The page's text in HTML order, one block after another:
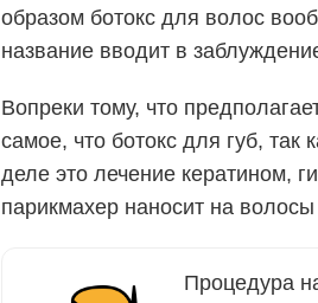
образом ботокс для волос
название вводит в
Вопреки тому, что
самое, что ботокс для губ, так
деле это лечение кератином,
парикмахер наносит на
Процедура